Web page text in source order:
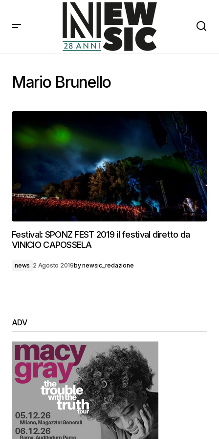
Mario Brunello
Festival: SPONZ FEST 2019 il festival diretto da
VINICIO CAPOSSELA
news 2 Agosto 2019bynewsic_redazione
ADV